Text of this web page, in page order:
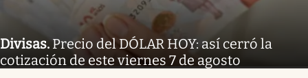
Divisas.Precio del DÓLAR HOY: así cerró la
cotización de este viernes 7 de agosto